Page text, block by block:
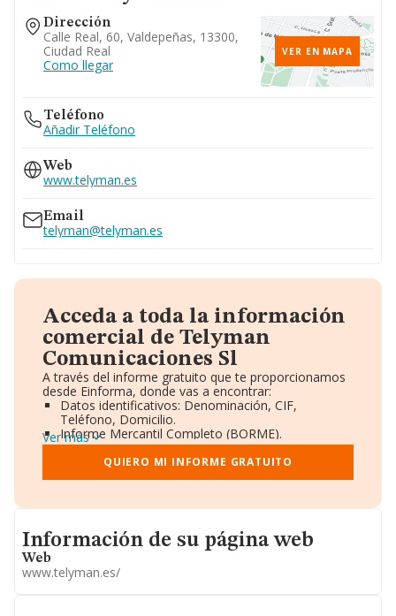
Dirección
Calle Real, 60, Valdepeñas, 13300,
Ciudad Real
Como llegar
VER EN MAPA
Teléfono
Añadir Teléfono
Web
www.telyman.es
Email
telyman@telyman.es
Acceda a toda la información
comercial de Telyman
Comunicaciones Sl
A través del informe gratuito que te proporcionamos
desde Einforma, donde vas a encontrar:
Datos identificativos: Denominación, CIF,
Teléfono, Domicilio.
Informe Mercantil Completo (BORME).
Gráficos de Evolución Ventas y Empleados.
Consejo de Administración y Administradores.
Directivos y Ejecutivos.
Información oficial y registral complementaria.
Ver más
QUIERO MI INFORME GRATUITO
Informacion de su página web
Información de su página web
Web
www.telyman.es/